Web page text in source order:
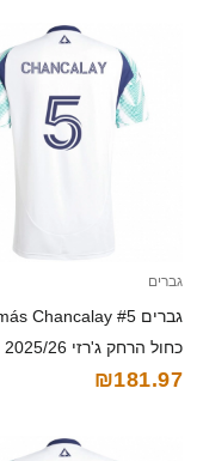
גברים
קצרה
₪181.97